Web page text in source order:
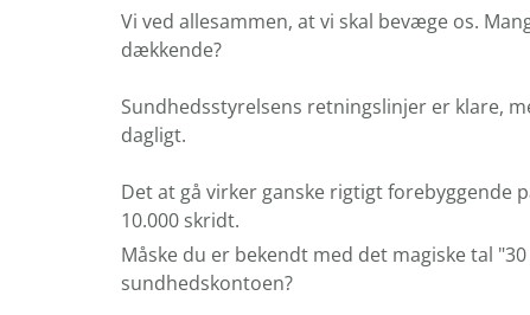
Vi ved allesammen, at vi skal bevæge os.
dækkende?
Sundhedsstyrelsens retningslinjer er klare,
dagligt.
Det at gå virker ganske rigtigt forebyggende
10.000 skridt.
Måske du er bekendt med det magiske tal
sundhedskontoen?